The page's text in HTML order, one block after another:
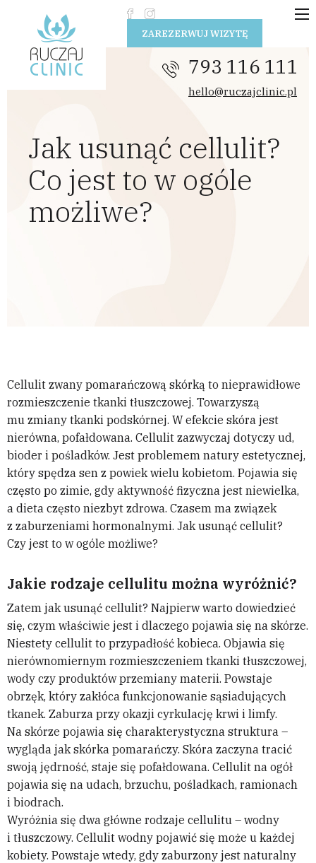
ZAREZERWUJ WIZYTĘ
793 116 111
hello@ruczajclinic.pl
Jak usunąć cellulit?
Co jest to w ogóle
możliwe?
Cellulit zwany pomarańczową skórką to nieprawidłowe
rozmieszczenie tkanki tłuszczowej. Towarzyszą
mu zmiany tkanki podskórnej. W efekcie skóra jest
nierówna, pofałdowana. Cellulit zazwyczaj dotyczy ud,
bioder i pośladków. Jest problemem natury estetycznej,
który spędza sen z powiek wielu kobietom. Pojawia się
często po zimie, gdy aktywność fizyczna jest niewielka,
a dieta często niezbyt zdrowa. Czasem ma związek
z zaburzeniami hormonalnymi. Jak usunąć cellulit?
Czy jest to w ogóle możliwe?
Jakie rodzaje cellulitu można wyróżnić?
Zatem jak usunąć cellulit? Najpierw warto dowiedzieć
się, czym właściwie jest i dlaczego pojawia się na skórze.
Niestety cellulit to przypadłość kobieca. Objawia się
nierównomiernym rozmieszczeniem tkanki tłuszczowej,
wody czy produktów przemiany materii. Powstaje
obrzęk, który zakłóca funkcjonowanie sąsiadujących
tkanek. Zaburza przy okazji cyrkulację krwi i limfy.
Na skórze pojawia się charakterystyczna struktura –
wygląda jak skórka pomarańczy. Skóra zaczyna tracić
swoją jędrność, staje się pofałdowana. Cellulit na ogół
pojawia się na udach, brzuchu, pośladkach, ramionach
i biodrach.
Wyróżnia się dwa główne rodzaje cellulitu – wodny
i tłuszczowy. Cellulit wodny pojawić się może u każdej
kobiety. Powstaje wtedy, gdy zaburzony jest naturalny